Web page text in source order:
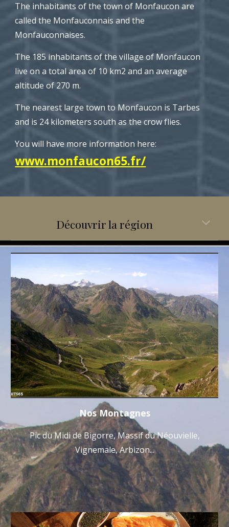
The inhabitants of the town of Monfaucon are
called the Monfauconnais and the
Monfauconnaises.
The 185 inhabitants of the village of Monfaucon
live on a total area of 10 km2 and an average
altitude of 270 m.
The nearest large town to Monfaucon is Tarbes
and is 24 kilometers south as the crow flies.
You will have more information here:
www.monfaucon65.fr/
Découvrir la région
Nos Montagnes
Pic du Midi de Bigorre, Massif du Néouvielle,
Vignemale, Arbizon...